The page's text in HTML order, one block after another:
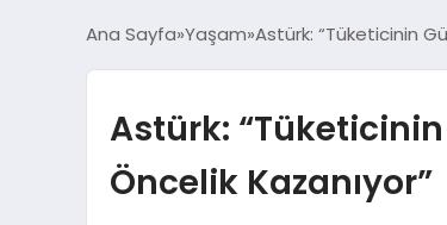
Ana Sayfa Yaşam Astürk: “Tüketicinin
Astürk:
Öncelik Kazanıyor”